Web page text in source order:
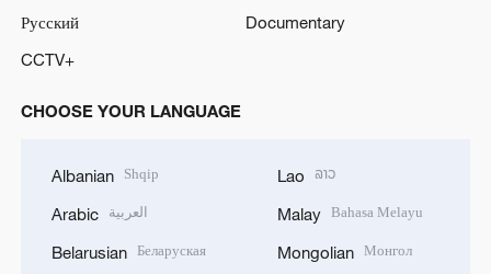
Русский
Documentary
CCTV+
CHOOSE YOUR LANGUAGE
Albanian Shqip
Arabic العربية
Belarusian Беларуская
Lao ລາວ
Malay Bahasa Melayu
Mongolian Монгол